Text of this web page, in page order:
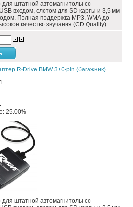
для штатной автомагнитолы со
входом, слотом для SD карты и 3,5 мм
Полная поддержка MP3, WMA до
качество звучания (CD Quality).
R-Drive BMW 3+6-pin (багажник)
25.00%
для штатной автомагнитолы со